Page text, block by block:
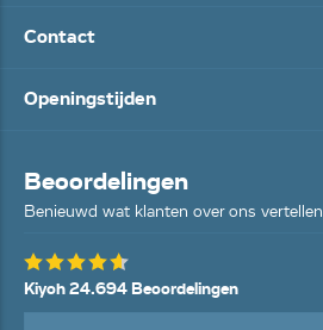
Contact
Openingstijden
Beoordelingen
Benieuwd wat klanten over ons vertellen
Kiyoh 24.694 Beoordelingen